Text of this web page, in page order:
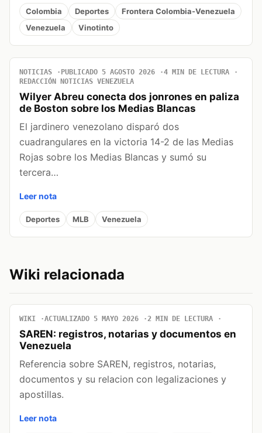
Colombia Deportes
Frontera Colombia-Venezuela
Venezuela
Vinotinto
NOTICIAS PUBLICADO 5 AGOSTO 2026
4 MIN DE LECTURA
REDACCIÓN NOTICIAS VENEZUELA
Wilyer Abreu conecta dos jonrones en paliza
de Boston sobre los Medias Blancas
El jardinero venezolano disparó dos
cuadrangulares en la victoria 14-2 de las Medias
Rojas sobre los Medias Blancas y sumó su
tercera…
Leer nota
Deportes MLB Venezuela
Wiki relacionada
WIKI ACTUALIZADO 5 MAYO 2026 2 MIN DE LECTURA
SAREN: registros, notarias y documentos en
Venezuela
Referencia sobre SAREN, registros, notarias,
documentos y su relacion con legalizaciones y
apostillas.
Leer nota